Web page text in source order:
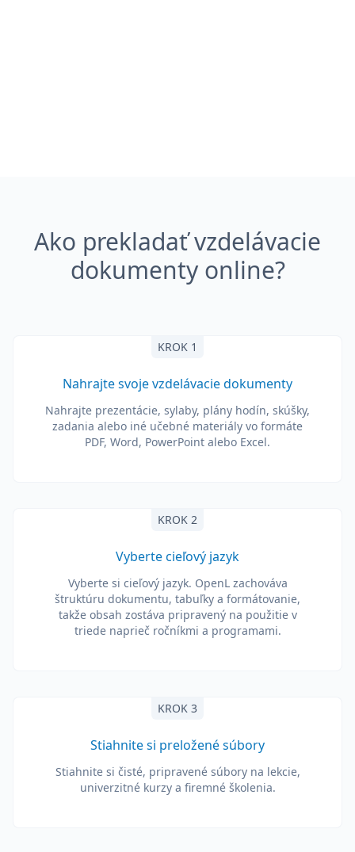
Ako prekladať vzdelávacie
dokumenty online?
KROK 1
Nahrajte svoje vzdelávacie dokumenty
Nahrajte prezentácie, sylaby, plány hodín, skúšky,
zadania alebo iné učebné materiály vo formáte
PDF, Word, PowerPoint alebo Excel.
KROK 2
Vyberte cieľový jazyk
Vyberte si cieľový jazyk. OpenL zachováva
štruktúru dokumentu, tabuľky a formátovanie,
takže obsah zostáva pripravený na použitie v
triede naprieč ročníkmi a programami.
KROK 3
Stiahnite si preložené súbory
Stiahnite si čisté, pripravené súbory na lekcie,
univerzitné kurzy a firemné školenia.